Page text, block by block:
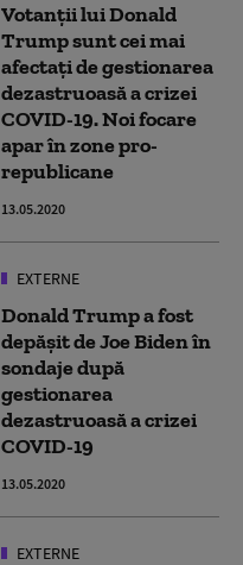
Votanții lui Donald
Trump sunt cei mai
afectați de gestionarea
dezastruoasă a crizei
COVID-19. Noi focare
apar în zone pro-
republicane
13.05.2020
EXTERNE
Donald Trump a fost
depășit de Joe Biden în
sondaje după
gestionarea
dezastruoasă a crizei
COVID-19
13.05.2020
EXTERNE